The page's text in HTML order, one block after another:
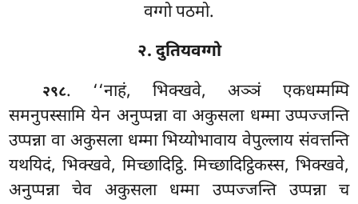
वग्गो पठमो.
२. दुतियवग्गो
२९८. ‘‘नाहं, भिक्खवे, अञ्ञं एकधम्मम्पि
समनुपस्सामि येन अनुप्पन्ना वा अकुसला धम्मा उप्पज्जन्ति
उप्पन्ना वा अकुसला धम्मा भिय्योभावाय वेपुल्लाय संवत्तन्ति
यथयिदं, भिक्खवे, मिच्छादिट्ठि. मिच्छादिट्ठिकस्स, भिक्खवे,
अनुप्पन्ना चेव अकुसला धम्मा उप्पज्जन्ति उप्पन्ना च